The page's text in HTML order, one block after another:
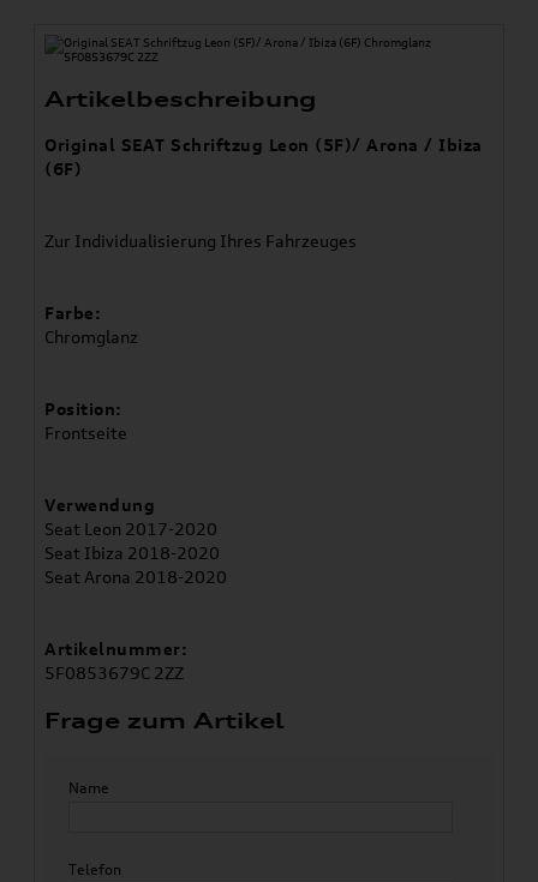
Artikelbeschreibung
Original SEAT Schriftzug Leon (5F)/ Arona / Ibiza
(6F)
Zur Individualisierung Ihres Fahrzeuges
Farbe:
Chromglanz
Position:
Frontseite
Verwendung
Seat Leon 2017-2020
Seat Ibiza 2018-2020
Seat Arona 2018-2020
Artikelnummer:
5F0853679C 2ZZ
Frage zum Artikel
Name
Telefon